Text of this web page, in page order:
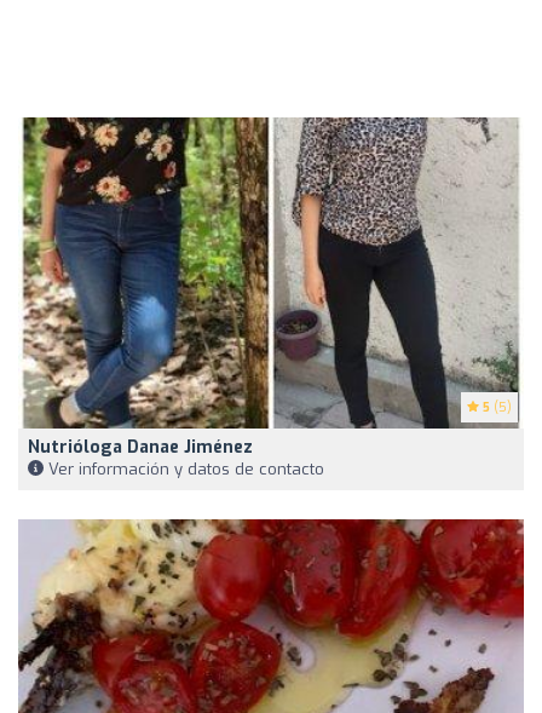
5 (5)
Nutrióloga Danae Jiménez
Ver información y datos de contacto